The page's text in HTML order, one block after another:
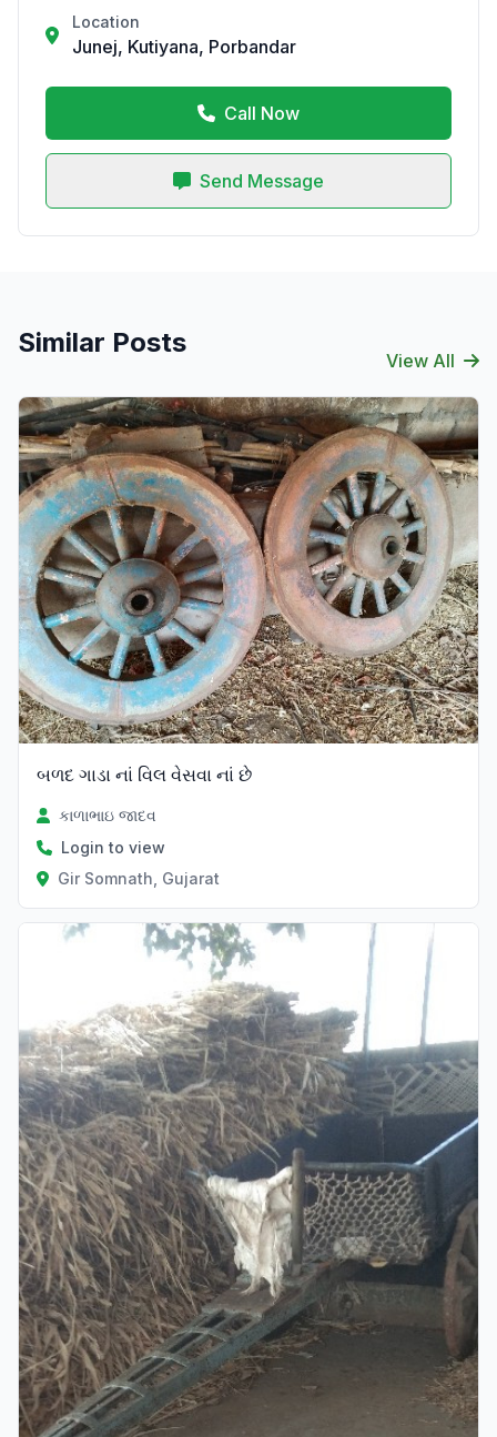
Location
Junej, Kutiyana, Porbandar
Call Now
Send Message
Similar Posts
View All
બળદ ગાડા નાં વિલ વેસવા નાં છે
કાળાભાઇ જાદવ
Login to view
Gir Somnath, Gujarat